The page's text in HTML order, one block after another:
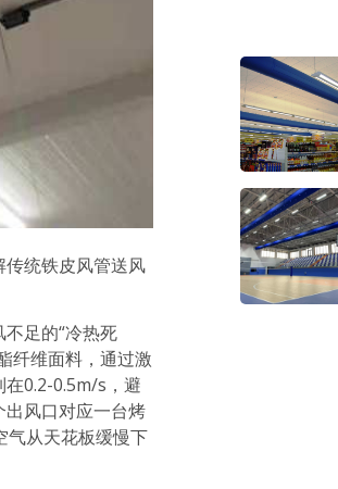
统铁皮风管送风
足的“冷热死
纤维面料，通过激
0.2-0.5m/s，避
风口对应一台烤
气从天花板缓慢下